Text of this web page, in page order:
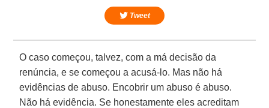
Tweet
O caso começou, talvez, com a má decisão da
renúncia, e se começou a acusá-lo. Mas não há
evidências de abuso. Encobrir um abuso é abuso.
Não há evidência. Se honestamente eles acreditam